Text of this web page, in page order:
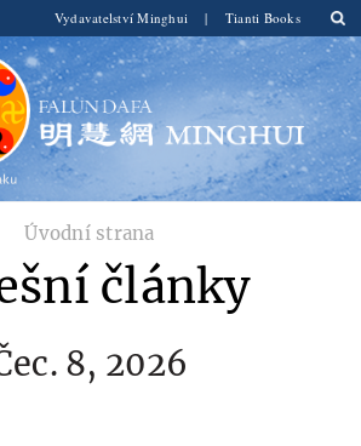
Vydavatelství Minghui | Tianti Books
Úvodní strana
články
8, 2026